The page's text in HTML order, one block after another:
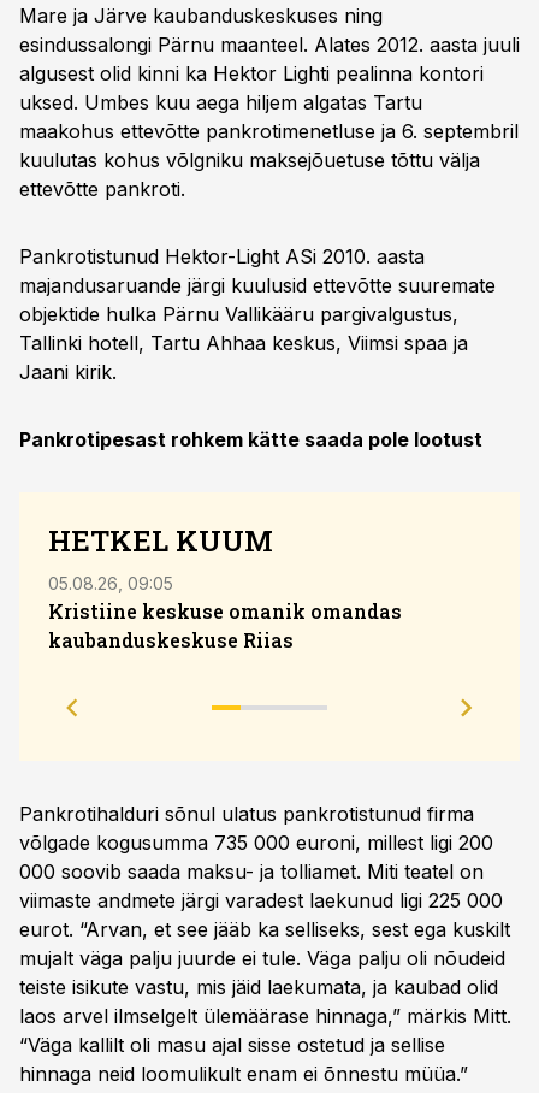
Mare ja Järve kaubanduskeskuses ning
esindussalongi Pärnu maanteel. Alates 2012. aasta juuli
algusest olid kinni ka Hektor Lighti pealinna kontori
uksed. Umbes kuu aega hiljem algatas Tartu
maakohus ettevõtte pankrotimenetluse ja 6. septembril
kuulutas kohus võlgniku maksejõuetuse tõttu välja
ettevõtte pankroti.
Pankrotistunud Hektor-Light ASi 2010. aasta
majandusaruande järgi kuulusid ettevõtte suuremate
objektide hulka Pärnu Vallikääru pargivalgustus,
Tallinki hotell, Tartu Ahhaa keskus, Viimsi spaa ja
Jaani kirik.
Pankrotipesast rohkem kätte saada pole lootust
HETKEL KUUM
05.08.26, 09:05
Kristiine keskuse omanik omandas
kaubanduskeskuse Riias
Pankrotihalduri sõnul ulatus pankrotistunud firma
võlgade kogusumma 735 000 euroni, millest ligi 200
000 soovib saada maksu- ja tolliamet. Miti teatel on
viimaste andmete järgi varadest laekunud ligi 225 000
eurot. “Arvan, et see jääb ka selliseks, sest ega kuskilt
mujalt väga palju juurde ei tule. Väga palju oli nõudeid
teiste isikute vastu, mis jäid laekumata, ja kaubad olid
laos arvel ilmselgelt ülemäärase hinnaga,” märkis Mitt.
“Väga kallilt oli masu ajal sisse ostetud ja sellise
hinnaga neid loomulikult enam ei õnnestu müüa.”